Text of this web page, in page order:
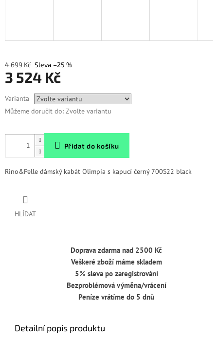
4 699 Kč –25 %
3 524 Kč
cena:
Varianta
Můžeme doručit do: Zvolte variantu
Přidat do košíku
Rino&Pelle dámský kabát Olimpia s kapucí černý 700S22 black
HLÍDAT
Doprava zdarma nad 2500 Kč
Veškeré zboží máme skladem
5% sleva po zaregistrování
Bezproblémová výměna/vrácení
Peníze vrátíme do 5 dnů
Detailní popis produktu